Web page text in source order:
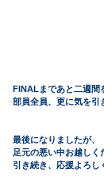
FINALまであと二週間
部員全員、更に気を引
最後になりましたが、
足元の悪い中お越しく
引き続き、応援よろし